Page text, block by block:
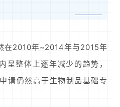
在2010年~2014年与2015年
呈整体上逐年减少的趋势，
请仍然高于生物制品基础专